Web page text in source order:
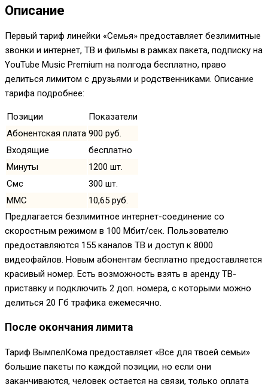
Описание
Первый тариф линейки «Семья» предоставляет безлимитные
звонки и интернет, ТВ и фильмы в рамках пакета, подписку на
YouTube Music Premium на полгода бесплатно, право
делиться лимитом с друзьями и родственниками. Описание
тарифа подробнее:
Позиции
Показатели
Абонентская плата 900 руб.
Входящие
бесплатно
Минуты
1200 шт.
Смс
300 шт.
ММС
10,65 руб.
Предлагается безлимитное интернет-соединение со
скоростным режимом в 100 Мбит/сек. Пользователю
предоставляются 155 каналов ТВ и доступ к 8000
видеофайлов. Новым абонентам бесплатно предоставляется
красивый номер. Есть возможность взять в аренду ТВ-
приставку и подключить 2 доп. номера, с которыми можно
делиться 20 Гб трафика ежемесячно.
После окончания лимита
Тариф ВымпелКома предоставляет «Все для твоей семьи»
большие пакеты по каждой позиции, но если они
заканчиваются, человек остается на связи, только оплата